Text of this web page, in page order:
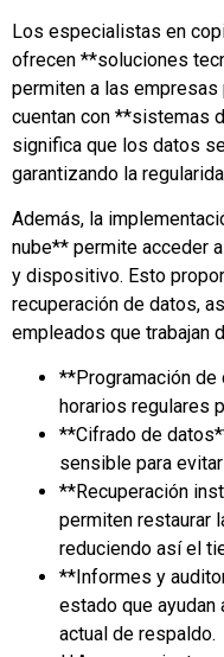
Los especialistas en
ofrecen **soluciones
permiten a las empresas
cuentan con **sistemas
significa que los datos
garantizando la
Además, la
nube** permite acceder
y dispositivo. Esto
recuperación de datos,
empleados que trabajan
**Programación
horarios regulares
**Cifrado de
sensible para
**Recuperación
permiten restaurar
reduciendo así el
**Informes y
estado que ayudan
actual de respaldo.